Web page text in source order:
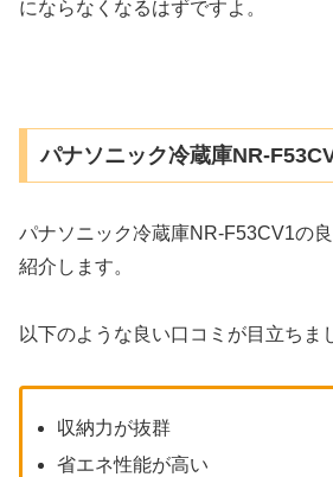
にならなくなるはずですよ。
パナソニック冷蔵庫NR-
パナソニック冷蔵庫NR-F53CV1の
紹介します。
以下のような良い口コミが目立ちま
収納力が抜群
省エネ性能が高い